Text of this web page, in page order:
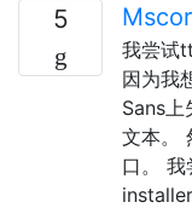
5
我尝试
因为我
Sans上
文本。
口。